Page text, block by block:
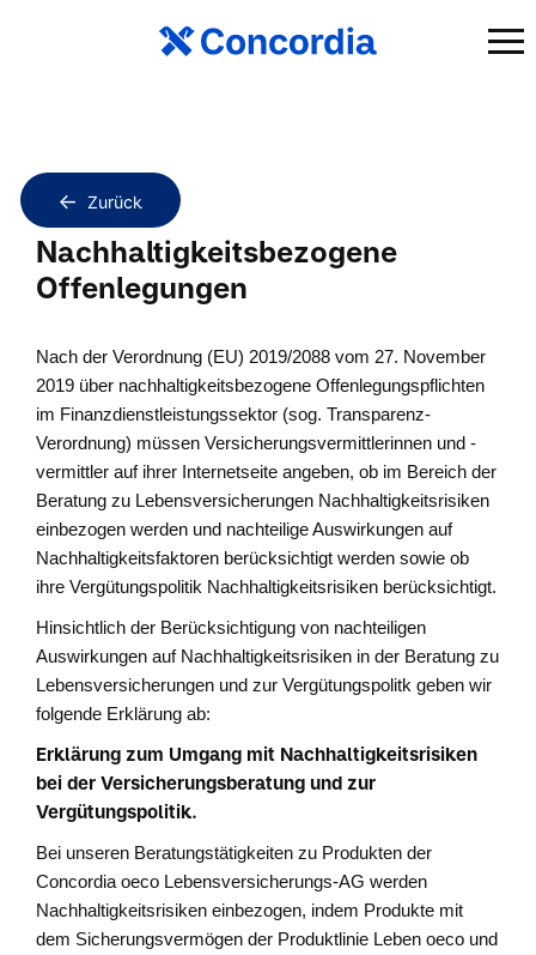
Zurück
Nachhaltigkeitsbezogene
Offenlegungen
Nach der Verordnung (EU) 2019/2088 vom 27. November
2019 über nachhaltigkeitsbezogene Offenlegungspflichten
im Finanzdienstleistungssektor (sog. Transparenz-
Verordnung) müssen Versicherungsvermittlerinnen und -
vermittler auf ihrer Internetseite angeben, ob im Bereich der
Beratung zu Lebensversicherungen Nachhaltigkeitsrisiken
einbezogen werden und nachteilige Auswirkungen auf
Nachhaltigkeitsfaktoren berücksichtigt werden sowie ob
ihre Vergütungspolitik Nachhaltigkeitsrisiken berücksichtigt.
Hinsichtlich der Berücksichtigung von nachteiligen
Auswirkungen auf Nachhaltigkeitsrisiken in der Beratung zu
Lebensversicherungen und zur Vergütungspolitk geben wir
folgende Erklärung ab:
Erklärung zum Umgang mit Nachhaltigkeitsrisiken
bei der Versicherungsberatung und zur
Vergütungspolitik.
Bei unseren Beratungstätigkeiten zu Produkten der
Concordia oeco Lebensversicherungs-AG werden
Nachhaltigkeitsrisiken einbezogen, indem Produkte mit
dem Sicherungsvermögen der Produktlinie Leben oeco und